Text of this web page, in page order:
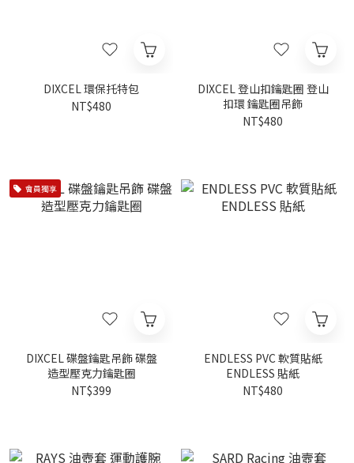
DIXCEL 環保托特包
NT$480
DIXCEL 登山扣鑰匙圈 登山
扣環 鑰匙圈吊飾
NT$480
會員獨享
DIXCEL 碟盤鑰匙吊飾 碟盤
造型壓克力鑰匙圈
NT$399
ENDLESS PVC 軟質貼紙
ENDLESS 貼紙
NT$480